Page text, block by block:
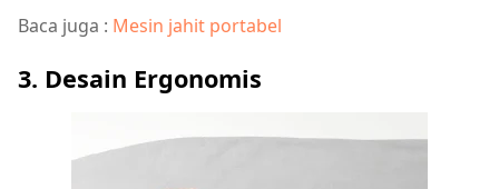
Baca juga : Mesin jahit portabel
3. Desain Ergonomis